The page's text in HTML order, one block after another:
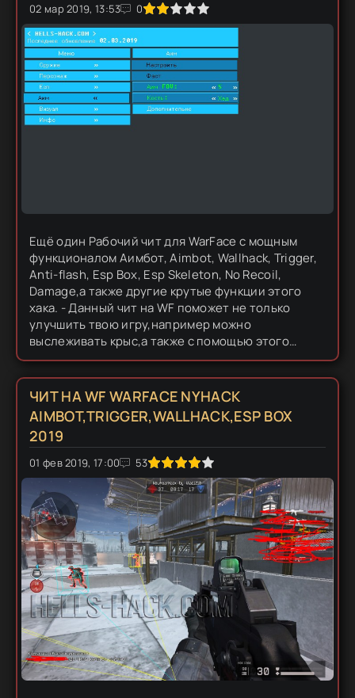
02 мар 2019, 13:53 0
1 2 3 4 5
Ещё один Рабочий чит для WarFace с мощным
функционалом Аимбот, Aimbot, Wallhack, Trigger,
Anti-flash, Esp Box, Esp Skeleton, No Recoil,
Damage,а также другие крутые функции этого
хака. - Данный чит на WF поможет не только
улучшить твою игру,например можно
выслеживать крыс,а также с помощью этого
замечательного чита можно повеселиться,снося
врагов пачками врагов,подрывая им...
ЧИТ НА WF WARFACE NYHACK
AIMBOT,TRIGGER,WALLHACK,ESP BOX
2019
01 фев 2019, 17:00 53
1 2 3 4 5